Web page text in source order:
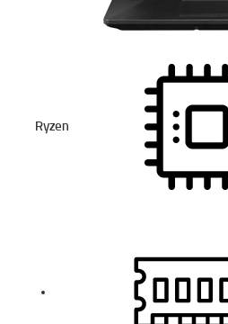
Ryzen